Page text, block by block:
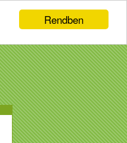
Rendben